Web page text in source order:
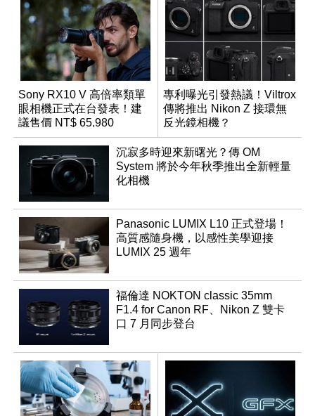
Sony RX10 V 高倍率類單
眼相機正式在台發表！建
議售價 NT$ 65,980
專利曝光引發熱議！Viltrox
傳將推出 Nikon Z 接環無
反光鏡相機？
沉寂多時迎來新曙光？傳 OM
System 將於今年秋季推出全新輕量
化相機
Panasonic LUMIX L10 正式登場！
高質感隨身機，以感性美學迎接
LUMIX 25 週年
福倫達 NOKTON classic 35mm
F1.4 for Canon RF、Nikon Z 雙卡
口 7 月同步登台